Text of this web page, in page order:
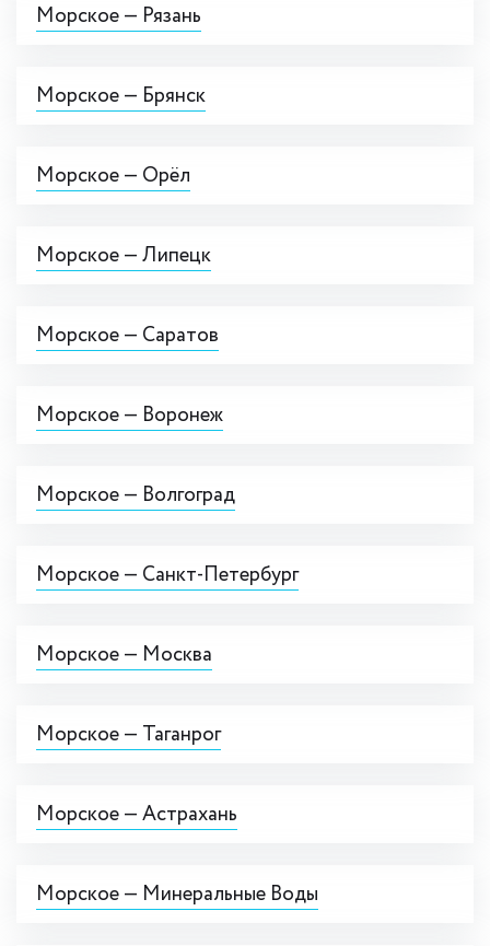
Морское — Рязань
Морское — Брянск
Морское — Орёл
Морское — Липецк
Морское — Саратов
Морское — Воронеж
Морское — Волгоград
Морское — Санкт-Петербург
Морское — Москва
Морское — Таганрог
Морское — Астрахань
Морское — Минеральные Воды